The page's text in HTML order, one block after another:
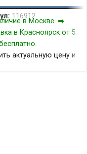
116912
в Москве. ➡️
в Красноярск от 5
актуальную цену и